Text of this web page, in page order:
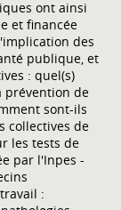
ont ainsi
et financée
des
publique, et
: quel(s)
prévention de
sont-ils
collectives de
les tests de
par l'Inpes -
: